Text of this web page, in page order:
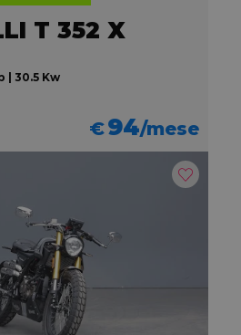
T 352 X
| 30.5 Kw
€94/mese